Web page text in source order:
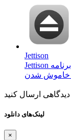
Jettison
Jettison چیست؟ برنامه Jettison می‌تواند به‌طور اتوماتیک
لینک‌های دانلود
×